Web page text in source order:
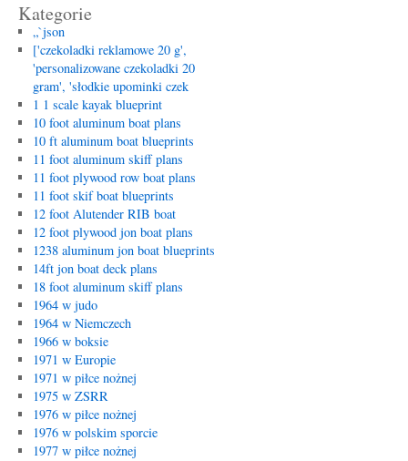
Kategorie
„`json
['czekoladki reklamowe 20 g',
'personalizowane czekoladki 20
gram', 'słodkie upominki czek
1 1 scale kayak blueprint
10 foot aluminum boat plans
10 ft aluminum boat blueprints
11 foot aluminum skiff plans
11 foot plywood row boat plans
11 foot skif boat blueprints
12 foot Alutender RIB boat
12 foot plywood jon boat plans
1238 aluminum jon boat blueprints
14ft jon boat deck plans
18 foot aluminum skiff plans
1964 w judo
1964 w Niemczech
1966 w boksie
1971 w Europie
1971 w piłce nożnej
1975 w ZSRR
1976 w piłce nożnej
1976 w polskim sporcie
1977 w piłce nożnej